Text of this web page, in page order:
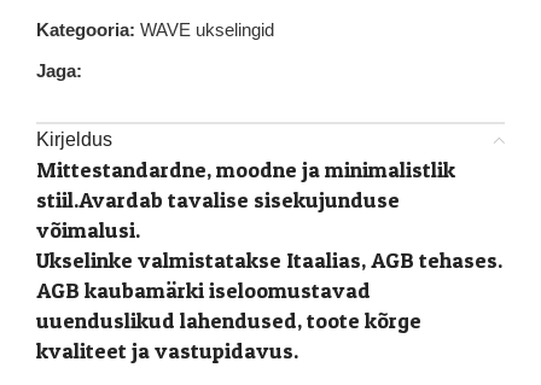
Kategooria: WAVE ukselingid
Jaga:
Kirjeldus
Mittestandardne, moodne ja minimalistlik
stiil.Avardab tavalise sisekujunduse
võimalusi.
Ukselinke valmistatakse Itaalias, AGB tehases.
AGB kaubamärki iseloomustavad
uuenduslikud lahendused, toote kõrge
kvaliteet ja vastupidavus.